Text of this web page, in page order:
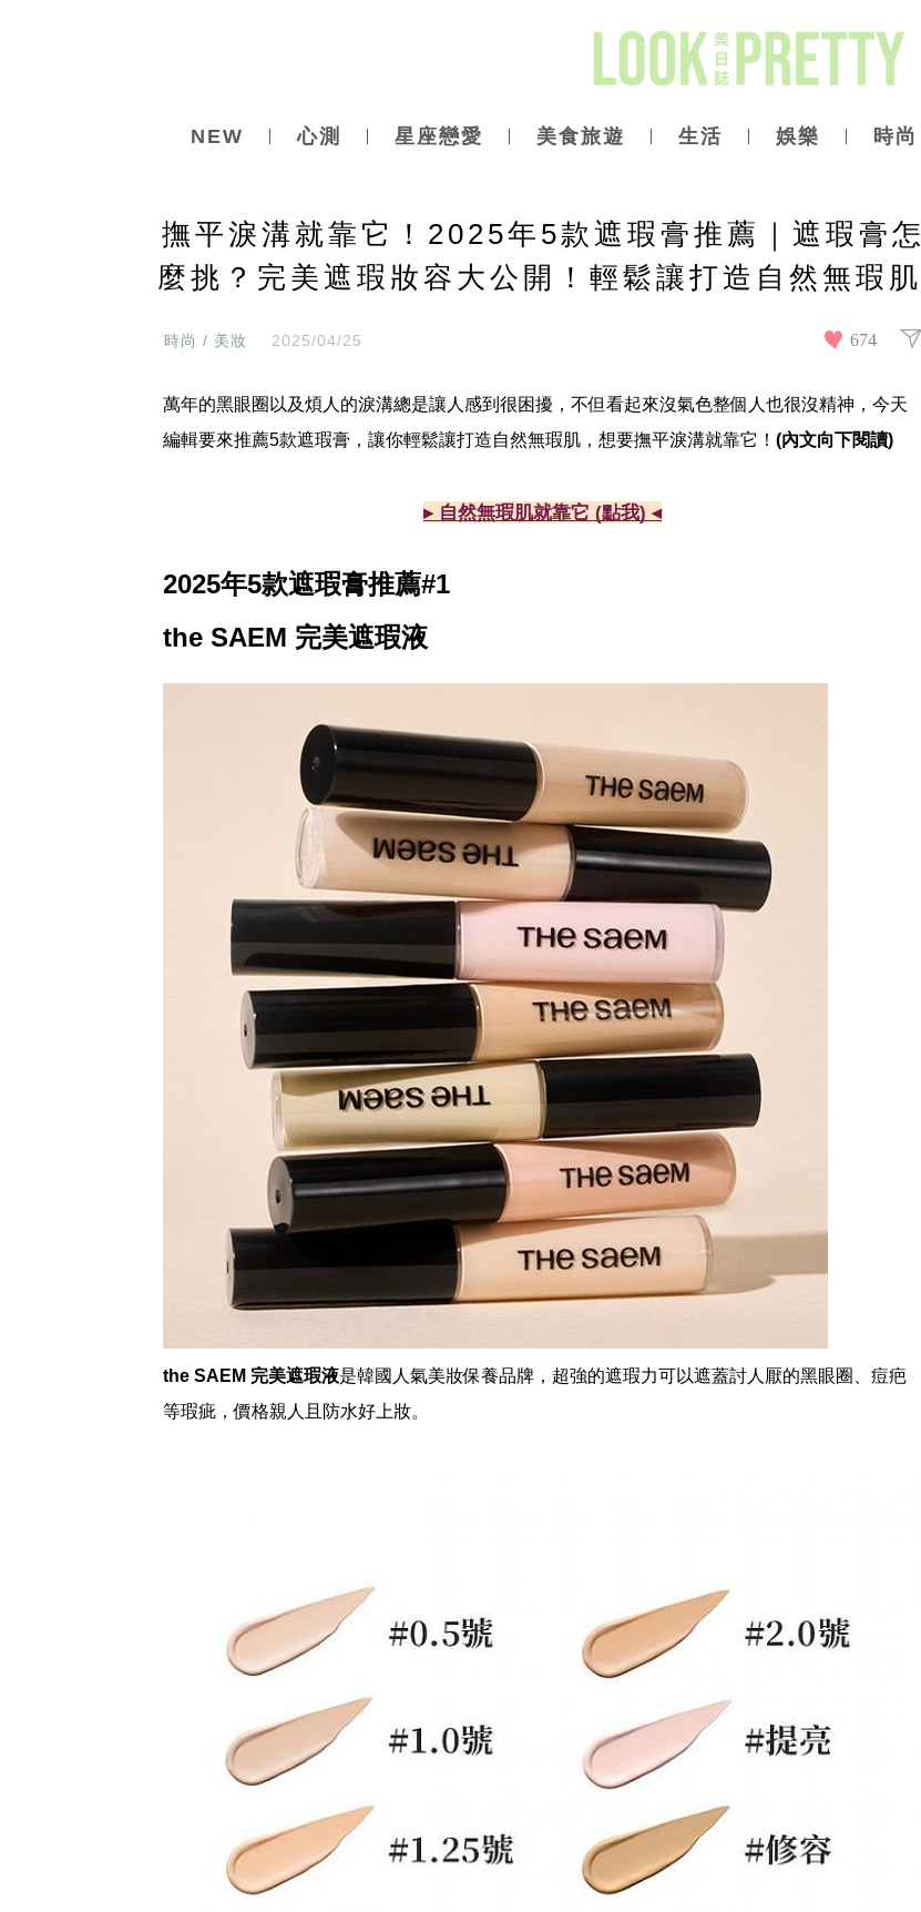
NEW 心測 星座戀愛 美食旅遊 生活 娛樂 時尚
撫平淚溝就靠它！2025年5款遮瑕膏推薦｜遮瑕膏怎
麼挑？完美遮瑕妝容大公開！輕鬆讓打造自然無瑕肌
時尚 / 美妝 2025/04/25 674
萬年的黑眼圈以及煩人的淚溝總是讓人感到很困擾，不但看起來沒氣色整個人也很沒精神，今天
編輯要來推薦5款遮瑕膏，讓你輕鬆讓打造自然無瑕肌，想要撫平淚溝就靠它！ (內文向下閱讀)
▸ 自然無瑕肌就靠它 (點我) ◂
2025年5款遮瑕膏推薦#1
the SAEM 完美遮瑕液
the SAEM 完美遮瑕液是韓國人氣美妝保養品牌，超強的遮瑕力可以遮蓋討人厭的黑眼圈、痘疤
等瑕疵，價格親人且防水好上妝。